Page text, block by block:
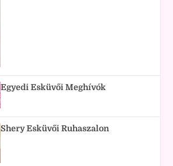
Egyedi Esküvői Meghívók
Shery Esküvői Ruhaszalon